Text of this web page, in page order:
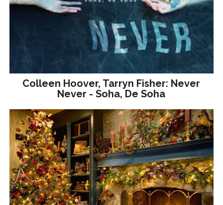
Colleen Hoover, Tarryn Fisher: Never
Never - Soha, De Soha